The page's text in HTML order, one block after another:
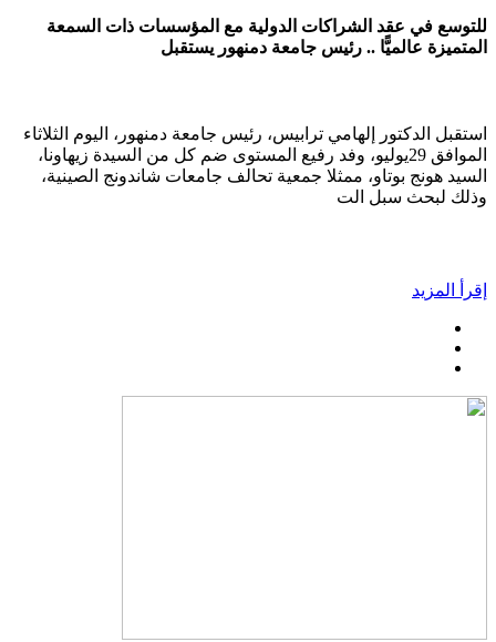
للتوسع في عقد الشراكات الدولية مع المؤسسات ذات السمعة
المتميزة عالميًّا .. رئيس جامعة دمنهور يستقبل
استقبل الدكتور إلهامي ترابيس، رئيس جامعة دمنهور، اليوم الثلاثاء
الموافق 29يوليو، وفد رفيع المستوى ضم كل من السيدة زيهاونا،
السيد هونج بوتاو، ممثلا جمعية تحالف جامعات شاندونج الصينية،
وذلك لبحث سبل الت
إقرأ المزيد